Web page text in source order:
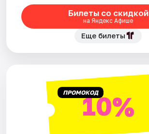
Билеты со скидкой
на Яндекс Афише
Еще билеты
ПРОМОКОД10%